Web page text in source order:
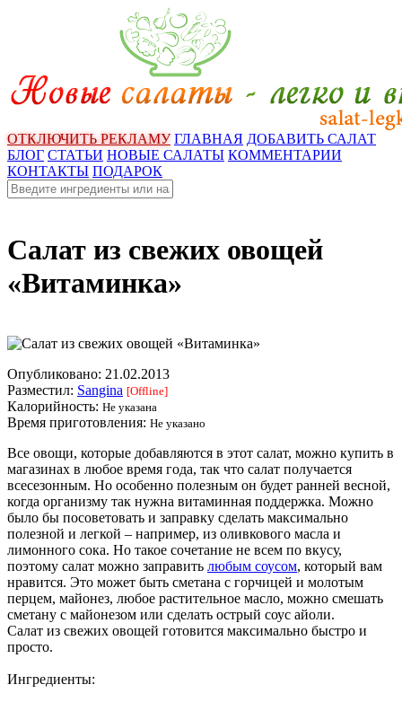
ОТКЛЮЧИТЬ РЕКЛАМУ ГЛАВНАЯ ДОБАВИТЬ САЛАТ
БЛОГ СТАТЬИ НОВЫЕ САЛАТЫ КОММЕНТАРИИ
КОНТАКТЫ ПОДАРОК
Салат из свежих овощей
«Витаминка»
Опубликовано: 21.02.2013
Разместил: Sangina [Offline]
Калорийность: Не указана
Время приготовления: Не указано
Все овощи, которые добавляются в этот салат, можно купить в
магазинах в любое время года, так что салат получается
всесезонным. Но особенно полезным он будет ранней весной,
когда организму так нужна витаминная поддержка. Можно
было бы посоветовать и заправку сделать максимально
полезной и легкой – например, из оливкового масла и
лимонного сока. Но такое сочетание не всем по вкусу,
поэтому салат можно заправить любым соусом, который вам
нравится. Это может быть сметана с горчицей и молотым
перцем, майонез, любое растительное масло, можно смешать
сметану с майонезом или сделать острый соус айоли.
Салат из свежих овощей готовится максимально быстро и
просто.
Ингредиенты: